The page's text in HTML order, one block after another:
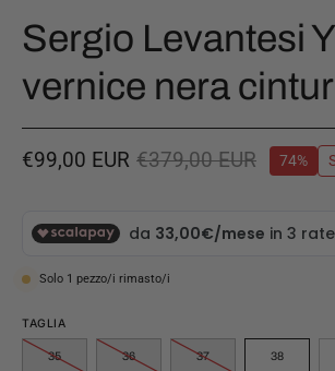
Sergio Levantesi
vernice nera
€99,00 EUR €379,00 EUR 74%
Solo 1 pezzo/i rimasto/i
TAGLIA
35 36 37 38